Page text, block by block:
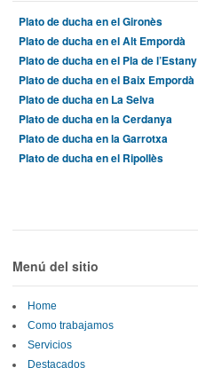
Plato de ducha en el Gironès
Plato de ducha en el Alt Empordà
Plato de ducha en el Pla de l’Estany
Plato de ducha en el Baix Empordà
Plato de ducha en La Selva
Plato de ducha en la Cerdanya
Plato de ducha en la Garrotxa
Plato de ducha en el Ripollès
Menú del sitio
Home
Como trabajamos
Servicios
Destacados